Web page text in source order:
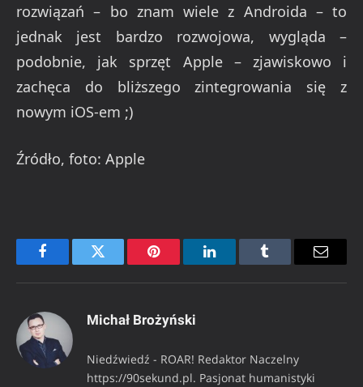
rozwiązań – bo znam wiele z Androida – to
jednak jest bardzo rozwojowa, wygląda –
podobnie, jak sprzęt Apple – zjawiskowo i
zachęca do bliższego zintegrowania się z
nowym iOS-em ;)
Źródło, foto: Apple
FacebookTwitter Pinterest LinkedInTumblr Email
Michał Brożyński
Niedźwiedź - ROAR! Redaktor Naczelny
https://90sekund.pl. Pasjonat humanistyki